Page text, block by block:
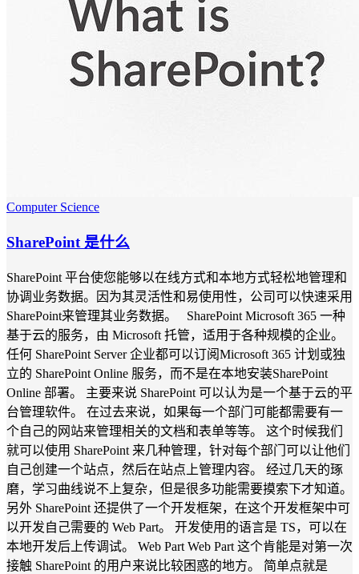
Computer Science
SharePoint 是什么
SharePoint 平台使您能够以在线方式和本地方式轻松地管理和
协调业务数据。因为其灵活性和易使用性，公司可以快速采用
SharePoint来管理其业务数据。 SharePoint Microsoft 365 一种
基于云的服务，由 Microsoft 托管，适用于各种规模的企业。
任何 SharePoint Server 企业都可以订阅Microsoft 365 计划或独
立的 SharePoint Online 服务，而不是在本地安装SharePoint
Online 部署。 主要来说 SharePoint 可以认为是一个基于云的平
台管理软件。 在过去来说，如果每一个部门可能都需要有一
个自己的网站来管理相关的文档和表单等等。 这个时候我们
就可以使用 SharePoint 来几种管理，针对每个部门可以让他们
自己创建一个站点，然后在站点上管理内容。 经过几天的琢
磨，学习曲线说不上复杂，但是很多功能需要摸索下才知道。
另外 SharePoint 还提供了一个开发框架，在这个开发框架中可
以开发自己需要的 Web Part。 开发使用的语言是 TS，可以在
本地开发后上传调试。 Web Part Web Part 这个肯能是对第一次
接触 SharePoint 的用户来说比较困惑的地方。 简单点就是